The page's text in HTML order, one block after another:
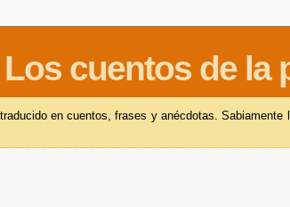
Los cuentos de la
en cuentos, frases y anécdotas.